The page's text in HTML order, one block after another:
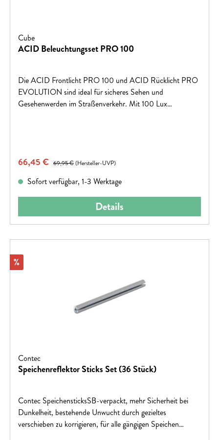
Cube
ACID Beleuchtungsset PRO 100
Die ACID Frontlicht PRO 100 und ACID Rücklicht PRO
EVOLUTION sind ideal für sicheres Sehen und
Gesehenwerden im Straßenverkehr. Mit 100 Lux
Silikonband werkzeuglos montieren. Es ist StVZO-
über USB-C Anschlüsse.
Verkaufspreis:
66,45 € Regulärer Preis:
69,95 €(Hersteller-UVP)
Sofort verfügbar, 1-3 Werktage
Details
Rabatt
%
Contec
Speichenreflektor Sticks Set (36 Stück)
Contec SpeichensticksSB-verpackt, mehr Sicherheit bei
Dunkelheit, bestehende Unwucht durch gezieltes
verschieben zu korrigieren, für alle gängigen Speichen